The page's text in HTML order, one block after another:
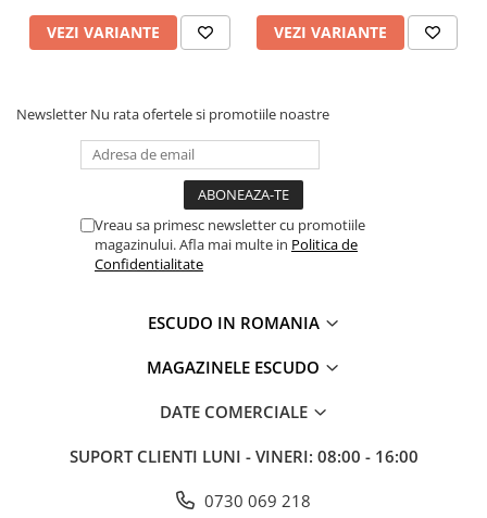
VEZI VARIANTE VEZI VARIANTE
Newsletter Nu rata ofertele si promotiile noastre
Vreau sa primesc newsletter cu promotiile
magazinului. Afla mai multe in Politica de
Confidentialitate
ESCUDO IN ROMANIA
MAGAZINELE ESCUDO
DATE COMERCIALE
SUPORT CLIENTI LUNI - VINERI: 08:00 - 16:00
0730 069 218